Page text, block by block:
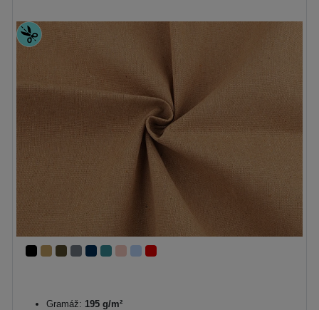
Gramáž: 195 g/m²